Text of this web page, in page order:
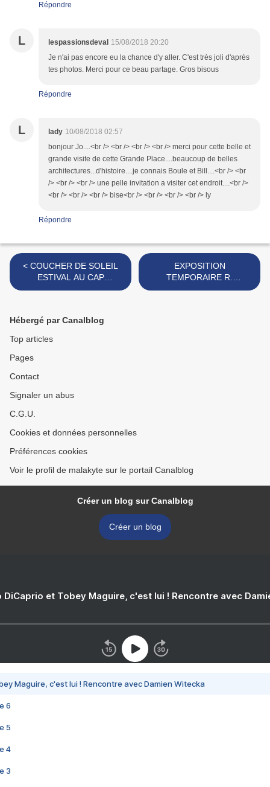
Répondre
L lespassionsdeval 15/08/2018 20:20
Je n'ai pas encore eu la chance d'y aller. C'est très joli d'après
tes photos. Merci pour ce beau partage. Gros bisous
Répondre
L lady 10/08/2018 02:57
bonjour Jo....<br /> <br /> <br /> <br /> merci pour cette belle et
grande visite de cette Grande Place....beaucoup de belles
architectures...d'histoire....je connais Boule et Bill....<br /> <br
/> <br /> <br /> une pelle invitation a visiter cet endroit....<br />
<br /> <br /> <br /> bise<br /> <br /> <br /> <br /> ly
Répondre
< COUCHER DE SOLEIL
ESTIVAL AU CAP
GARONNE (LE PRADET)
EXPOSITION
TEMPORAIRE R.
MAGRITTE A L'ATOMIUM
Hébergé par Canalblog
Top articles
Pages
Contact
Signaler un abus
C.G.U.
Cookies et données personnelles
Préférences cookies
Voir le profil de malakyte sur le portail Canalblog
Créer un blog sur Canalblog
Créer un blog
DiCaprio et Tobey Maguire, c'est lui ! Rencontre avec
Maguire, c'est lui ! Rencontre avec Damien Witecka
6
5
4
3